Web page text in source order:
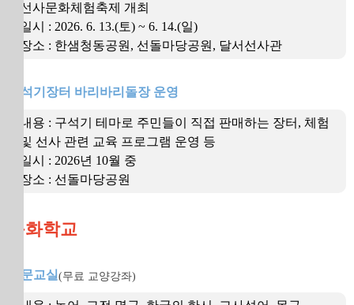
선사문화체험축제 개최
일시 : 2026. 6. 13.(토) ~ 6. 14.(일)
장소 : 한샘청동공원, 선돌마당공원, 달서선사관
구석기장터 바리바리돌장 운영
내용 : 구석기 테마로 주민들이 직접 판매하는 장터, 체험
및 선사 관련 교육 프로그램 운영 등
일시 : 2026년 10월 중
장소 : 선돌마당공원
문화학교
한문교실 (무료 교양강좌)